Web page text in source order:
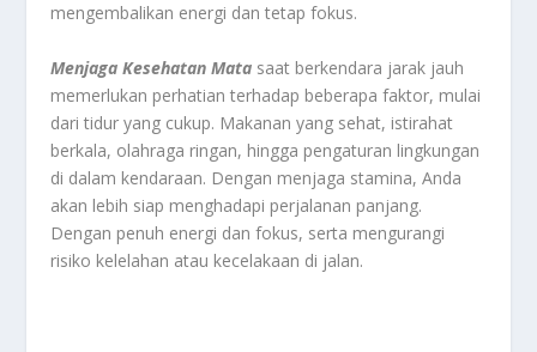
mengembalikan energi dan tetap fokus.
Menjaga Kesehatan Mata saat berkendara jarak jauh
memerlukan perhatian terhadap beberapa faktor, mulai
dari tidur yang cukup. Makanan yang sehat, istirahat
berkala, olahraga ringan, hingga pengaturan lingkungan
di dalam kendaraan. Dengan menjaga stamina, Anda
akan lebih siap menghadapi perjalanan panjang.
Dengan penuh energi dan fokus, serta mengurangi
risiko kelelahan atau kecelakaan di jalan.